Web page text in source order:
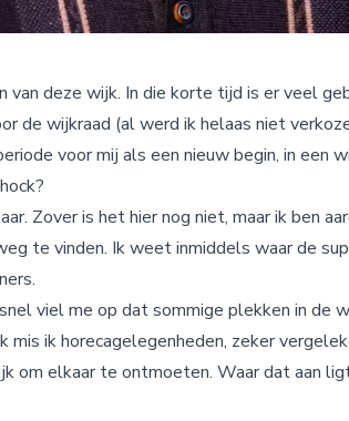
van deze wijk. In die korte tijd is er veel
de wijkraad (al werd ik helaas niet
voor mij als een nieuw begin, in een
Zover is het hier nog niet, maar ik ben
te vinden. Ik weet inmiddels waar de
viel me op dat sommige plekken in de
ik horecagelegenheden, zeker
om elkaar te ontmoeten. Waar dat aan